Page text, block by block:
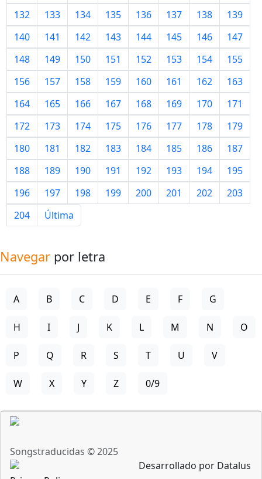
132
133 134 135 136 137 138
139
140
141 142 143 144 145 146
147
148
149 150 151 152 153 154
155
156
157 158 159 160 161 162
163
164
165 166 167 168 169 170
171
172
173 174 175 176 177 178
179
180
181 182 183 184 185 186
187
188
189 190 191 192 193 194
195
196
197 198 199 200 201 202
203
204
Última
Navegar por letra
A B C D E F G
H I J K L M N O
P Q R S T U V
W X Y Z 0/9
Songstraducidas © 2025
Desarrollado por Datalus